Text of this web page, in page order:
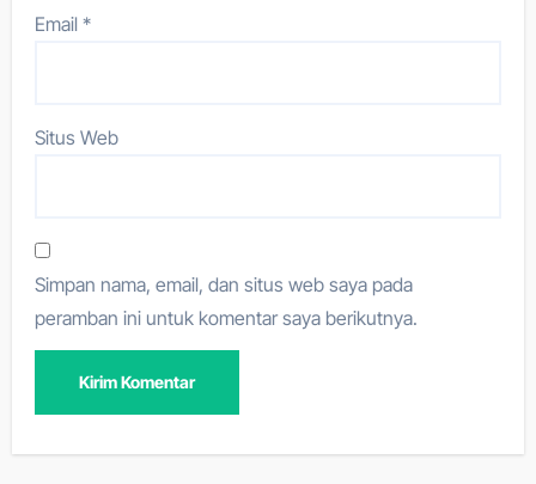
Email*
Situs Web
Simpan nama, email, dan situs web saya pada
peramban ini untuk komentar saya berikutnya.